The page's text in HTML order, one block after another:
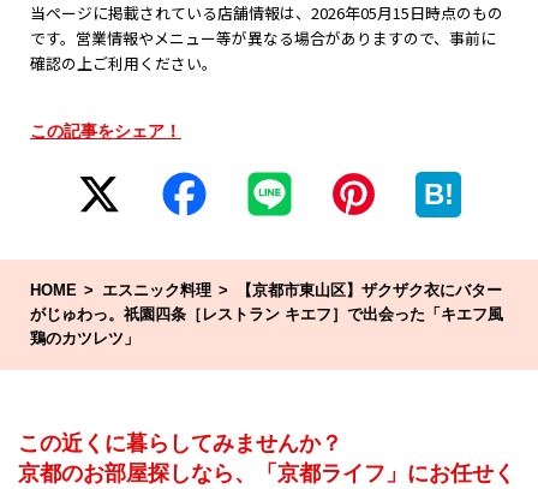
当ページに掲載されている店舗情報は、2026年05月15日時点のもの
です。営業情報やメニュー等が異なる場合がありますので、事前に
確認の上ご利用ください。
この記事をシェア！
B!
HOME エスニック料理
【京都市東山区】ザクザク衣にバター
がじゅわっ。祇園四条［レストラン キエフ］で出会った「キエフ風
鶏のカツレツ」
この近くに暮らしてみませんか？
京都のお部屋探しなら、「京都ライフ」にお任せく